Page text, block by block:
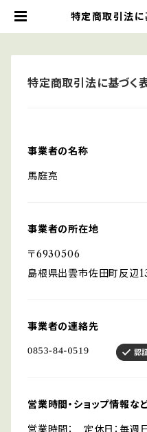
特定商取引法
特定商取引法に基づく
事業者の名称
馬庭亮
事業者の所在地
〒6930506
島根県出雲市佐田町反辺
事業者の連絡先
営業時間・ショップ情報な
営業時間： 定休日：毎週